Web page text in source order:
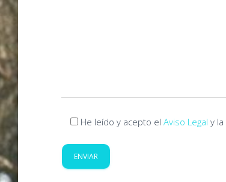
He leído y acepto el Aviso Legal y la